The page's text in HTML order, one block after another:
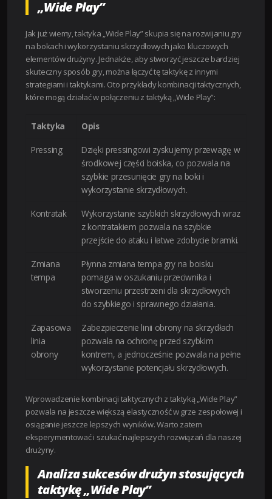
„Wide Play”
Jak już wiemy, taktyka „Wide Play” skupia się na rozwijaniu gry
na bokach i wykorzystaniu skrzydłowych jako kluczowych
elementów drużyny. Jednakże, aby stworzyć jeszcze bardziej
skuteczny sposób gry, można łączyć tę taktykę z innymi
strategiami i taktykami. Oto przykłady kombinacji taktycznych,
które mogą działać w połączeniu z taktyką „Wide Play”:
Taktyka Opis
Pressing
Dzięki pressingowi zyskujemy przewagę w
środkowej części boiska, co pozwala na
szybkie przesunięcie gry na boki i
wykorzystanie skrzydłowych.
Kontratak
Wykorzystanie szybkich skrzydłowych wraz
z kontratakiem pozwala na szybkie
przejście do ataku i łatwe zdobycie bramki.
Zmiana
tempa
Płynna zmiana tempa gry na boisku
pomaga w oszukaniu przeciwnika i
stworzeniu przestrzeni dla skrzydłowych
do szybkiego i sprawnego działania.
Zapasowa
linia
obrony
Zabezpieczenie linii obrony na skrzydłach
pozwala na ochronę przed szybkim
kontrem, a jednocześnie pozwala na pełne
wykorzystanie potencjału skrzydłowych.
Wprowadzenie kombinacji taktycznych z taktyką „Wide Play”
pozwala na jeszcze większą elastyczność w grze zespołowej i
osiąganie jeszcze lepszych wyników. Warto zatem
eksperymentować i szukać najlepszych rozwiązań dla naszej
drużyny.
Analiza sukcesów drużyn stosujących
taktykę „Wide Play”